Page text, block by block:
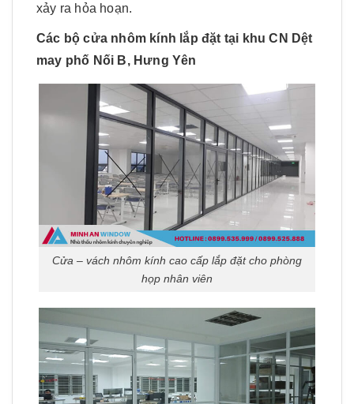
xảy ra hỏa hoạn.
Các bộ cửa nhôm kính lắp đặt tại khu CN Dệt
may phố Nối B, Hưng Yên
Cửa – vách nhôm kính cao cấp lắp đặt cho phòng
họp nhân viên